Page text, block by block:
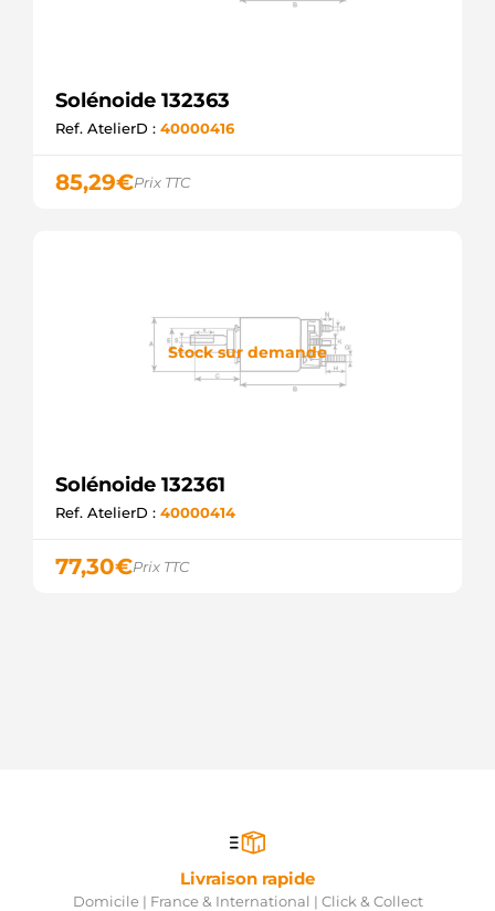
Solénoide 132363
Ref. AtelierD : 40000416
85,29€Prix TTC
Stock sur demande
Solénoide 132361
Ref. AtelierD : 40000414
77,30€Prix TTC
Livraison rapide
Domicile | France & International | Click & Collect